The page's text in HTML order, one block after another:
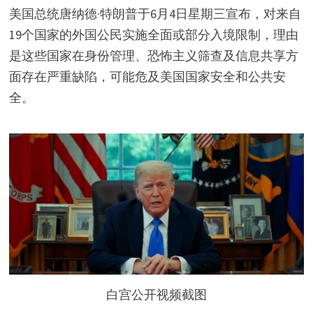
美国总统唐纳德·特朗普于6月4日星期三宣布，对来自
19个国家的外国公民实施全面或部分入境限制，理由
是这些国家在身份管理、恐怖主义筛查及信息共享方
面存在严重缺陷，可能危及美国国家安全和公共安
全。
白宫公开视频截图